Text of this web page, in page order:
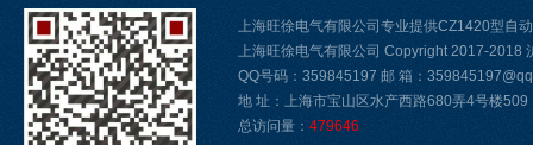
上海旺徐电气有限公司专业提供CZ1420型自
上海旺徐电气有限公司 Copyright 2017-2018
QQ号码：359845197 邮 箱：
地 址：上海市宝山区水产西路680弄4号楼509
总访问量： 479646